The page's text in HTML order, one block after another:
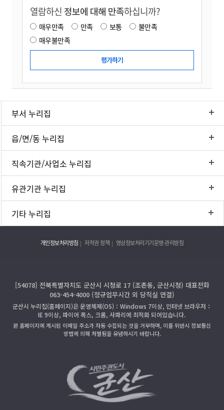
열람하신 정보에 대해 만족하십니까?
매우만족 만족 보통
불만족
매우불만족
부서 누리집
읍/면/동 누리집
직속기관/사업소 누리집
유관기관 누리집
기타 누리집
개인정보처리방침 저작권 정책 영상정보처리기기운영·관리방침
[54078] 전북특별자치도 군산시 시청로 17 (조촌동, 군산시청) 대표전화
063-454-4000 (정규업무시간 외 당직실 연결)
군산시 누리집(홈페이지)은 운영체제(OS)：Windows 7이상, 인터넷 브라우저：
IE 9이상, 파이어 폭스, 크롬, 사파리에 최적화 되어있습니다.
본 홈페이지에 게시된 이메일 주소가 자동 수집되는 것을 거부하며, 이를 위반시 정보통신
망법에 의해 처벌됨을 유념하시기 바랍니다.